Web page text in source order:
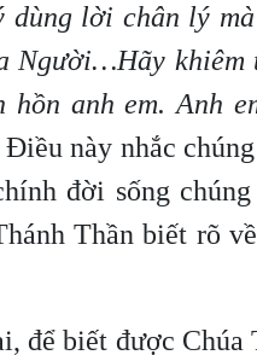
dùng lời chân lý
Người…Hãy khiêm
hồn anh em. Anh
Điều này nhắc
đời sống
Thần biết rõ
để biết được Chúa